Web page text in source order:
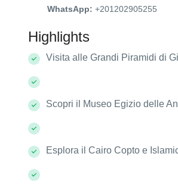
WhatsApp: +201202905255
Highlights
Visita alle Grandi Piramidi di
Scopri il Museo Egizio delle
Esplora il Cairo Copto e